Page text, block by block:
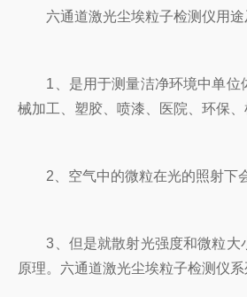
六通道激光尘埃粒子检测仪用途
1、是用于测量洁净环境中单位体
械加工、塑胶、喷漆、医院、环保
2、空气中的微粒在光的照射下会
3、但是就散射光强度和微粒大小
原理。六通道激光尘埃粒子检测仪